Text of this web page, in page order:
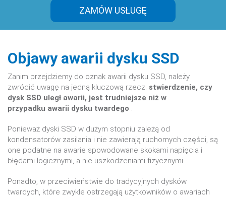
ZAMÓW USŁUGĘ
Objawy awarii dysku SSD
Zanim przejdziemy do oznak awarii dysku SSD, należy
zwrócić uwagę na jedną kluczową rzecz: stwierdzenie, czy
dysk SSD uległ awarii, jest trudniejsze niż w
przypadku awarii dysku twardego .
Ponieważ dyski SSD w dużym stopniu zależą od
kondensatorów zasilania i nie zawierają ruchomych części, są
one podatne na awarie spowodowane skokami napięcia i
błędami logicznymi, a nie uszkodzeniami fizycznymi.
Ponadto, w przeciwieństwie do tradycyjnych dysków
twardych, które zwykle ostrzegają użytkowników o awariach